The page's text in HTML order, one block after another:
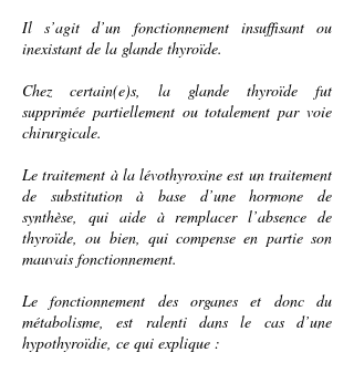
Il s’agit d’un fonctionnement insuffisant ou
inexistant de la glande thyroïde.
Chez certain(e)s, la glande thyroïde fut
supprimée partiellement ou totalement par voie
chirurgicale.
Letraitement à lalévothyroxine est un traitement
de substitution à base d’unehormone de
synthèse, qui aide à remplacer l’absence de
thyroïde, ou bien, qui compense en partie son
mauvais fonctionnement.
Le fonctionnement des organes et donc du
métabolisme, est ralenti dans le cas d’une
hypothyroïdie, ce qui explique :